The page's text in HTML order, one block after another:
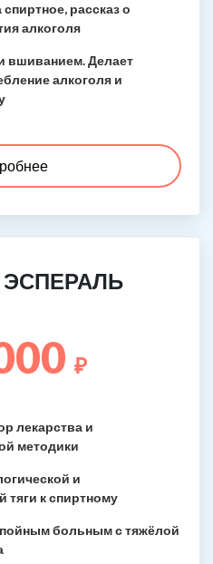
рассказ о
алкоголя
вшиванием. Делает
алкоголя и
ЭСПЕРАЛЬ
₽
лекарства и
методики
и
тяги к спиртному
больным с тяжёлой